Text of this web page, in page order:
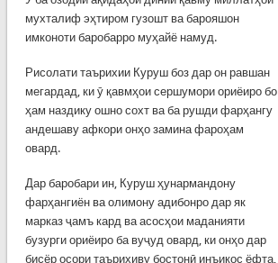
мухталиф эҳтиром гузошт ва барояшон
имконоти баробарро муҳайё намуд.
Рисолати таърихии Куруш боз дар он равшан
мегардад, ки ӯ қавмҳои сершумори ориёиро бо
ҳам наздику ошно сохт ва ба рушди фарҳангу
андешаву афкори онҳо замина фароҳам
овард.
Дар баробари ин, Куруш ҳунармандону
фарҳангиён ва олимону адибонро дар як
марказ ҷамъ кард ва асосҳои маданияти
бузурги ориёиро ба вуҷуд овард, ки онҳо дар
бисёр осори таърихиву бостонӣ инъикос ёфта,